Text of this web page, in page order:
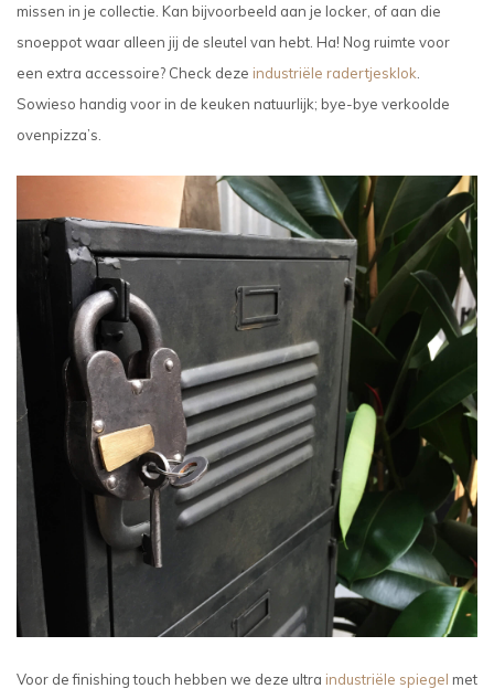
missen in je collectie. Kan bijvoorbeeld aan je locker, of aan die
snoeppot waar alleen jij de sleutel van hebt. Ha! Nog ruimte voor
een extra accessoire? Check deze industriële radertjesklok
Sowieso handig voor in de keuken natuurlijk; bye-bye verkoolde
ovenpizza’s.
Voor de finishing touch hebben we deze ultra industriële spiegel met